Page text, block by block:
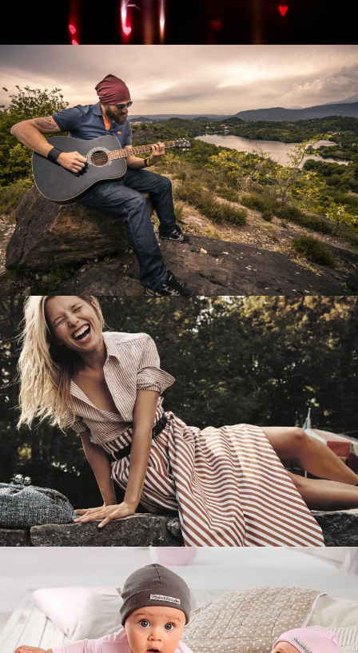
Перевод интернет-магазина
Guitaramania.ru на 1С-Битрикс
Смотреть проект
Имиджевый сайт для сети магазинов
Soho Project
Смотреть проект